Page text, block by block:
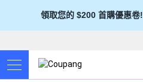
領取您的 $200 首購優惠卷!